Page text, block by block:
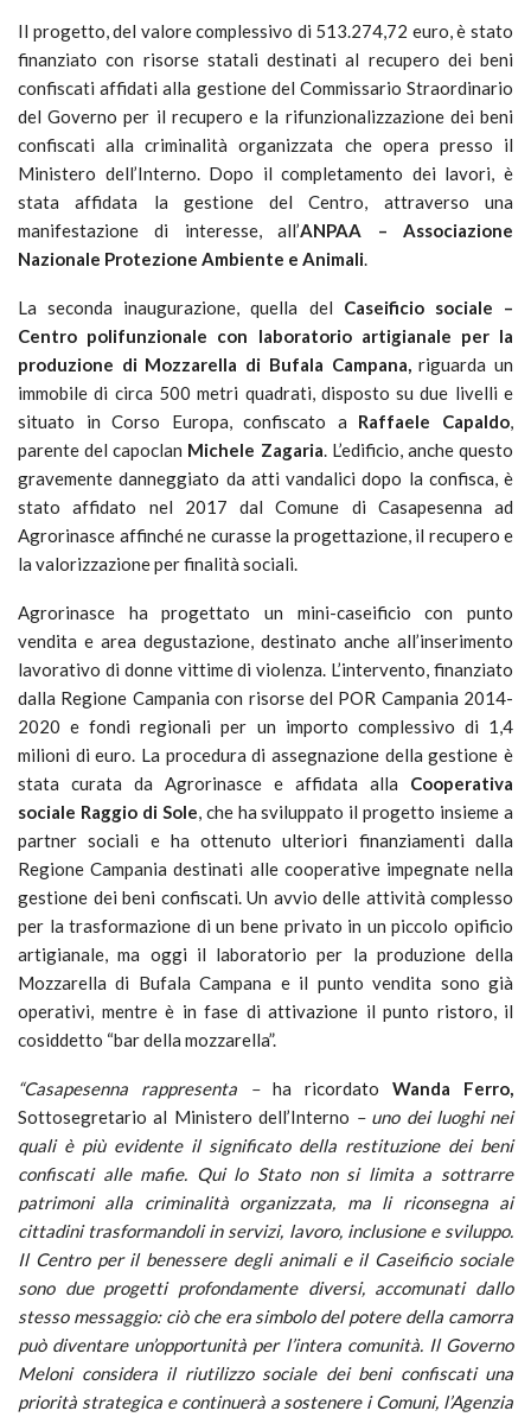
Il progetto, del valore complessivo di 513.274,72 euro, è stato
finanziato con risorse statali destinati al recupero dei beni
confiscati affidati alla gestione del Commissario Straordinario
del Governo per il recupero e la rifunzionalizzazione dei beni
confiscati alla criminalità organizzata che opera presso il
Ministero dell’Interno. Dopo il completamento dei lavori, è
stata affidata la gestione del Centro, attraverso una
manifestazione di interesse, all’ANPAA – Associazione
Nazionale Protezione Ambiente e Animali.
La seconda inaugurazione, quella del Caseificio sociale –
Centro polifunzionale con laboratorio artigianale per la
produzione di Mozzarella di Bufala Campana,riguarda un
immobile di circa 500 metri quadrati, disposto su due livelli e
situato in Corso Europa, confiscato a Raffaele Capaldo,
parente del capoclan Michele Zagaria. L’edificio, anche questo
gravemente danneggiato da atti vandalici dopo la confisca, è
stato affidato nel 2017 dal Comune di Casapesenna ad
Agrorinasce affinché ne curasse la progettazione, il recupero e
la valorizzazione per finalità sociali.
Agrorinasce ha progettato un mini-caseificio con punto
vendita e area degustazione, destinato anche all’inserimento
lavorativo di donne vittime di violenza. L’intervento, finanziato
dalla Regione Campania con risorse del POR Campania 2014-
2020 e fondi regionali per un importo complessivo di 1,4
milioni di euro. La procedura di assegnazione della gestione è
stata curata da Agrorinasce e affidata alla Cooperativa
sociale Raggio di Sole, che ha sviluppato il progetto insieme a
partner sociali e ha ottenuto ulteriori finanziamenti dalla
Regione Campania destinati alle cooperative impegnate nella
gestione dei beni confiscati. Un avvio delle attività complesso
per la trasformazione di un bene privato in un piccolo opificio
artigianale, ma oggi il laboratorio per la produzione della
Mozzarella di Bufala Campana e il punto vendita sono già
operativi, mentre è in fase di attivazione il punto ristoro, il
cosiddetto “bar della mozzarella”.
“Casapesenna rappresenta – ha ricordato Wanda Ferro,
Sottosegretario al Ministero dell’Interno – uno dei luoghi nei
quali è più evidente il significato della restituzione dei beni
confiscati alle mafie. Qui lo Stato non si limita a sottrarre
patrimoni alla criminalità organizzata, ma li riconsegna ai
cittadini trasformandoli in servizi, lavoro, inclusione e sviluppo.
Il Centro per il benessere degli animali e il Caseificio sociale
sono due progetti profondamente diversi, accomunati dallo
stesso messaggio: ciò che era simbolo del potere della camorra
può diventare un’opportunità per l’intera comunità. Il Governo
Meloni considera il riutilizzo sociale dei beni confiscati una
priorità strategica e continuerà a sostenere i Comuni, l’Agenzia